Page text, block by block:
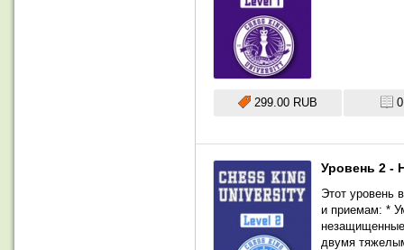
299.00 RUB
Уровень 2 -
Этот уровень
и приемам: *
двумя